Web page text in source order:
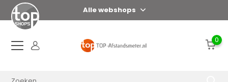
Alle webshops
0